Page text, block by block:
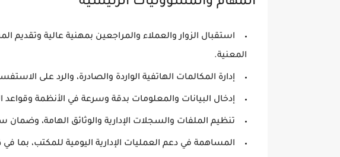
استقبال الزوار والعملاء والمراجعين بمهنية عالية وتقديم
المعنية.
إدارة المكالمات الهاتفية الواردة والصادرة، والرد على
إدخال البيانات والمعلومات بدقة وسرعة في الأنظمة
تنظيم الملفات والسجلات الإدارية والوثائق الهامة، وضمان
المساهمة في دعم العمليات الإدارية اليومية للمكتب، بما